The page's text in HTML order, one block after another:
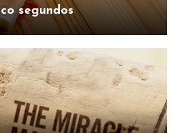
segundos